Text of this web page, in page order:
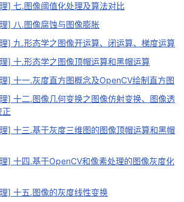
] 七.图像阈值化处理及算法对比
] 八.图像腐蚀与图像膨胀
] 九.形态学之图像开运算、闭运算、梯度运算
] 十.形态学之图像顶帽运算和黑帽运算
] 十一.灰度直方图概念及OpenCV绘制直方图
] 十二.图像几何变换之图像仿射变换、图像透
正
] 十三.基于灰度三维图的图像顶帽运算和黑帽
] 十四.基于OpenCV和像素处理的图像灰度化
] 十五.图像的灰度线性变换